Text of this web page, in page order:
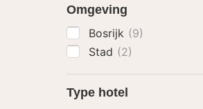
Omgeving
Bosrijk (9)
Stad (2)
Type hotel